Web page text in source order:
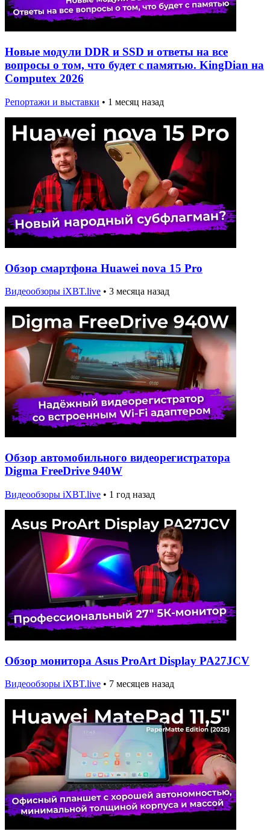
Новые модули DDR и SSD и ответы на все
вопросы о том, что будет с памятью. KingDian на
Computex 2026
Репортажи и выставки • 1 месяц назад
Обзор смартфона Huawei nova 15 Pro
Видеообзоры iXBT.live • 3 месяца назад
Обзор автомобильного видеорегистратора
Digma FreeDrive 940W
Видеообзоры iXBT.live • 1 год назад
Обзор монитора Asus ProArt Display PA27JCV
Видеообзоры iXBT.live • 7 месяцев назад